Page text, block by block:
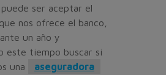
ser aceptar el
que nos ofrece el banco,
un año y
este tiempo buscar si
una
aseguradora